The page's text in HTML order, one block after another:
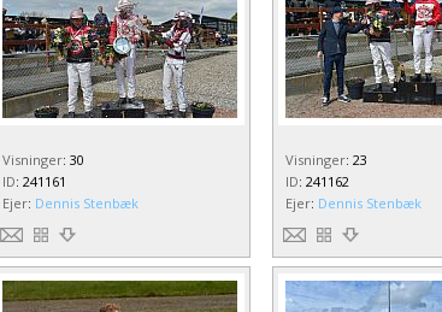
Visninger: 30
ID: 241161
Ejer: Dennis Stenbæk
Visninger: 23
ID: 241162
Ejer: Dennis Stenbæk